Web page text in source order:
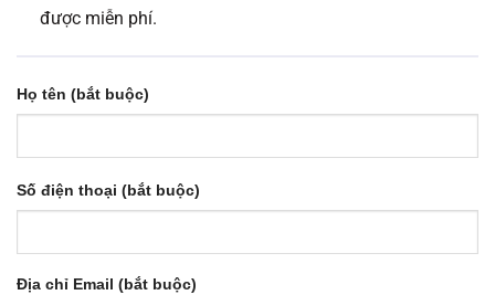
được miễn phí.
Họ tên (bắt buộc)
Số điện thoại (bắt buộc)
Địa chỉ Email (bắt buộc)